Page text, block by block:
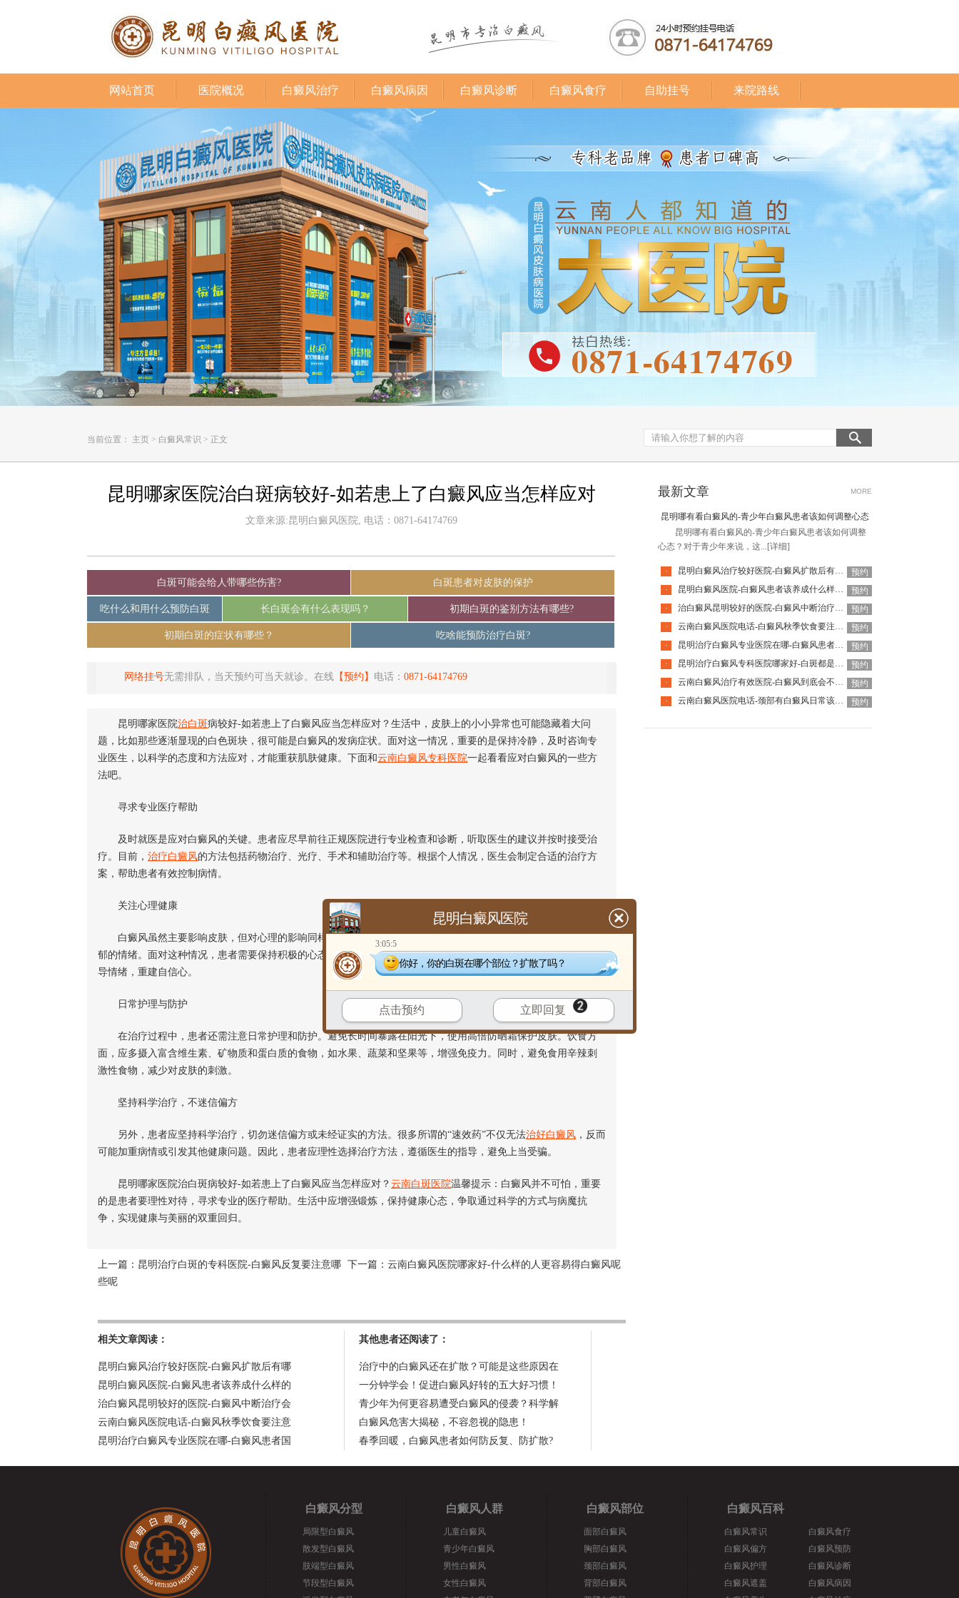
网站首页 医院概况 白癜风治疗 白癜风病因 白癜风诊断 白癜风食疗 自助挂号 来院路线
当前位置： 主页 > 白癜风常识 > 正文
昆明哪家医院治白斑病较好-如若患上了白癜风应当怎样应对
文章来源:昆明白癜风医院, 电话：0871-64174769
白斑可能会给人带哪些伤害? 白斑患者对皮肤的保护
吃什么和用什么预防白斑 长白斑会有什么表现吗？ 初期白斑的鉴别方法有哪些?
初期白斑的症状有哪些？ 吃啥能预防治疗白斑?
网络挂号无需排队，当天预约可当天就诊。在线 【预约】 电话： 0871-64174769
昆明哪家医院治白斑病较好-如若患上了白癜风应当怎样应对？生活中，皮肤上的小小异常也可能隐藏着大问
题，比如那些逐渐显现的白色斑块，很可能是白癜风的发病症状。面对这一情况，重要的是保持冷静，及时咨询专
业医生，以科学的态度和方法应对，才能重获肌肤健康。下面和云南白癜风专科医院一起看看应对白癜风的一些方
法吧。
寻求专业医疗帮助
及时就医是应对白癜风的关键。患者应尽早前往正规医院进行专业检查和诊断，听取医生的建议并按时接受治
疗。目前， 治疗白癜风的方法包括药物治疗、光疗、手术和辅助治疗等。根据个人情况，医生会制定合适的治疗方
案，帮助患者有效控制病情。
关注心理健康
白癜风虽然主要影响皮肤，但对心理的影响同样不容忽视。许多患者因为外貌的变化而产生自卑、焦虑甚至抑
郁的情绪。面对这种情况，患者需要保持积极的心态，可以通过与家人、朋友交流，或者寻求心理医生的帮助来疏
导情绪，重建自信心。
日常护理与防护
在治疗过程中，患者还需注意日常护理和防护。避免长时间暴露在阳光下，使用高倍防晒霜保护皮肤。饮食方
面，应多摄入富含维生素、矿物质和蛋白质的食物，如水果、蔬菜和坚果等，增强免疫力。同时，避免食用辛辣刺
激性食物，减少对皮肤的刺激。
坚持科学治疗，不迷信偏方
另外，患者应坚持科学治疗，切勿迷信偏方或未经证实的方法。很多所谓的“速效药”不仅无法治好白癜风 ，反而
可能加重病情或引发其他健康问题。因此，患者应理性选择治疗方法，遵循医生的指导，避免上当受骗。
昆明哪家医院治白斑病较好-如若患上了白癜风应当怎样应对？ 云南白斑医院温馨提示：白癜风并不可怕，重要
的是患者要理性对待，寻求专业的医疗帮助。生活中应增强锻炼，保持健康心态，争取通过科学的方式与病魔抗
争，实现健康与美丽的双重回归。
上一篇： 昆明治疗白斑的专科医院-白癜风反复要注意哪
些呢
下一篇： 云南白癜风医院哪家好-什么样的人更容易得白癜风呢
相关文章阅读：
昆明白癜风治疗较好医院-白癜风扩散后有哪
昆明白癜风医院-白癜风患者该养成什么样的
治白癜风昆明较好的医院-白癜风中断治疗会
云南白癜风医院电话-白癜风秋季饮食要注意
昆明治疗白癜风专业医院在哪-白癜风患者国
其他患者还阅读了：
治疗中的白癜风还在扩散？可能是这些原因在
一分钟学会！促进白癜风好转的五大好习惯！
青少年为何更容易遭受白癜风的侵袭？科学解
白癜风危害大揭秘，不容忽视的隐患！
春季回暖，白癜风患者如何防反复、防扩散?
最新文章 MORE
昆明哪有看白癜风的-青少年白癜风患者该如何调整心态
昆明哪有看白癜风的-青少年白癜风患者该如何调整
心态？对于青少年来说，这... [详细]
· 昆明白癜风治疗较好医院-白癜风扩散后有哪些表现
预约
·
昆明白癜风医院-白癜风患者该养成什么样的饮食习惯呢
预约
·
治白癜风昆明较好的医院-白癜风中断治疗会有什么影响呢
预约
·
云南白癜风医院电话-白癜风秋季饮食要注意什么
预约
·
昆明治疗白癜风专业医院在哪-白癜风患者国庆出游要注意什么
预约
·
昆明治疗白癜风专科医院哪家好-白斑都是白癜风吗
预约
·
云南白癜风治疗有效医院-白癜风到底会不会遗传下一代
预约
·
云南白癜风医院电话-颈部有白癜风日常该怎么护理呢 预约
白癜风分型
局限型白癜风
散发型白癜风
肢端型白癜风
节段型白癜风
白癜风人群
儿童白癜风
青少年白癜风
男性白癜风
女性白癜风
白癜风部位
面部白癜风
胸部白癜风
颈部白癜风
背部白癜风
白癜风百科
白癜风常识
白癜风偏方
白癜风护理
白癜风遮盖
白癜风食疗
白癜风预防
白癜风诊断
白癜风病因
昆明白癜风医院
3:05:5
你好，你的白斑在哪个部位？扩散了吗？
点击预约 立即回复